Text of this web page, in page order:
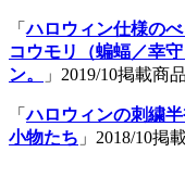
「ハロウィン仕様の
コウモリ（蝙蝠／幸
ン。
」2019/10掲載商品
「ハロウィンの刺繍
小物たち 」2018/10掲